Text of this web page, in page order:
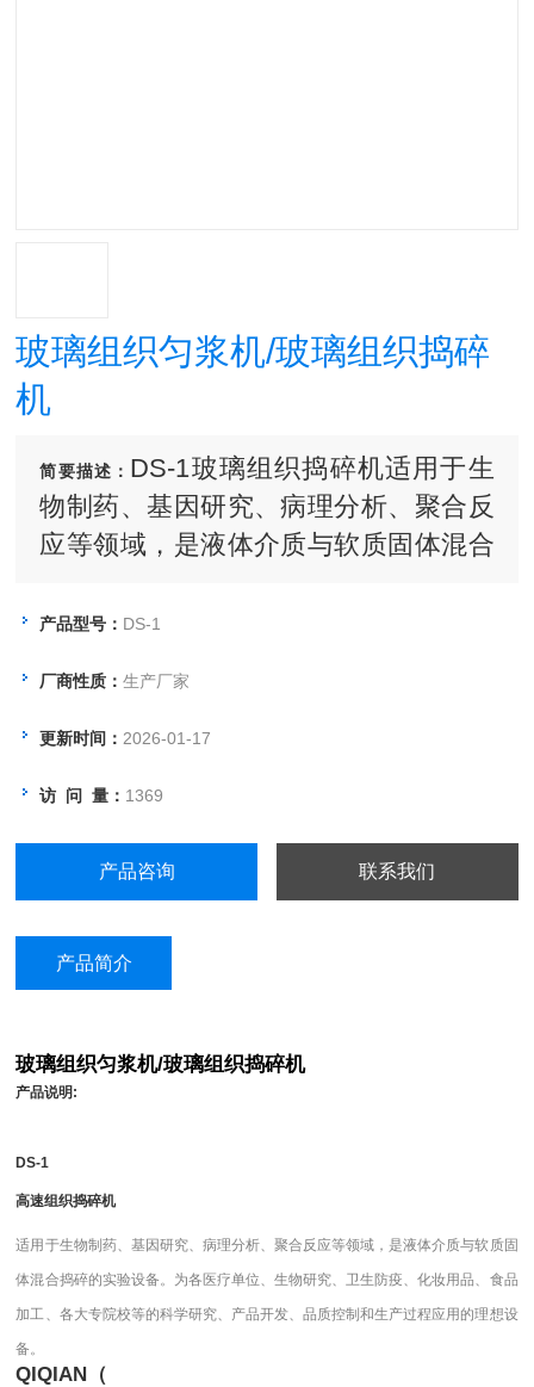
玻璃组织匀浆机/玻璃组织捣碎
机
简要描述： DS-1玻璃组织捣碎机适用于生
物制药、基因研究、病理分析、聚合反
应等领域，是液体介质与软质固体混合
研究、卫生防疫、化妆用品、食品加
发、品质控制和生产过程应用的理想设
备。
市场上质量Z稳定的产品,年达七千多
台。客户在选购产品时请认
准“QIQIAN(启前)"商标。
产品型号： DS-1
厂商性质：生产厂家
更新时间： 2026-01-17
访 问 量： 1369
产品咨询 联系我们
产品简介
玻璃组织匀浆机/玻璃组织捣碎机
产品说明:
DS-1
高速组织捣碎机
适用于生物制药、基因研究、病理分析、聚合反应等领域，是液体介质与软质固
体混合捣碎的实验设备。为各医疗单位、生物研究、卫生防疫、化妆用品、食品
加工、各大专院校等的科学研究、产品开发、品质控制和生产过程应用的理想设
备。
QIQIAN（